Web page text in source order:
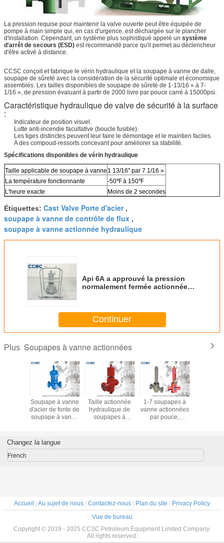
La pression requise pour maintenir la valve ouverte peut être équipée de
pompe à main simple qui, en cas d'urgence, est déchargée sur le plancher
d'installation. Cependant, un système plus sophistiqué appelé un système
d'arrêt de secours (ESD) est recommandé parce qu'il permet au déclencheur
d'être activé à distance.
CCSC conçoit et fabrique le vérin hydraulique et la soupape à vanne de dalle,
soupape de sûreté avec la considération de la sécurité optimale et économique
assemblés. Les tailles disponibles de soupape de sûreté de 1-13/16 » à 7-
1/16 », de pression évaluant à partir de 2000 livre par pouce carré à 15000psi.
Caractéristique hydraulique de valve de sécurité à la surface
:
Indicateur de position visuel.
Lutte anti-incendie facultative (boucle fusible).
Les tiges distinctes peuvent leur faire le démontage et le maintien faciles.
A des compoud-ressorts concevant pour améliorer sa stabilité.
Spécifications disponibles de vérin hydraulique
Taille applicable de soupape à vanne 1 13/16" par 7 1/16 »
La température fonctionnante
-50℉ à 150℉
L'heure exacte
Moins de 2 secondes
Étiquettes: Cast Valve Porte d'acier,
soupape à vanne de contrôle de flux ,
soupape à vanne actionnée hydraulique
Api 6A a approuvé la pression
normalement fermée actionnée
Continuer
Plus Soupapes à vanne actionnées
de
le
6A
Soupape à vanne
d'acier de fonte de
soupape à vanne
pétrole et de gaz
CCSC
Taille actionnée
hydraulique de
soupapes à
forte stabilité
1-7 soupapes à
vanne actionnées
par pouce,
sécurité à la
pétrole/
Changez la langue
French
Accueil | Au sujet de nous | Contactez-nous | Plan du site | Privacy Policy
Vue de bureau
Copyright © 2019 - 2025 CCSC Petroleum Equipment Limited Company.
All rights reserved.